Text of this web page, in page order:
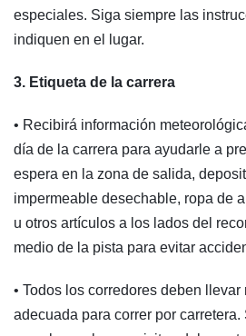
especiales. Siga siempre las
indiquen en el lugar.
3. Etiqueta de la carrera
• Recibirá información
día de la carrera para ayudarle a
espera en la zona de salida,
impermeable desechable, ropa de
u otros artículos a los lados del
medio de la pista para evitar
• Todos los corredores deben llevar
adecuada para correr por